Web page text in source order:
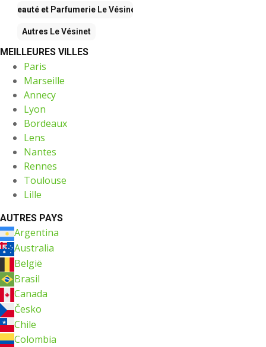
Beauté et Parfumerie Le Vésinet
Autres Le Vésinet
MEILLEURES VILLES
Paris
Marseille
Annecy
Lyon
Bordeaux
Lens
Nantes
Rennes
Toulouse
Lille
AUTRES PAYS
Argentina
Australia
België
Brasil
Canada
Česko
Chile
Colombia